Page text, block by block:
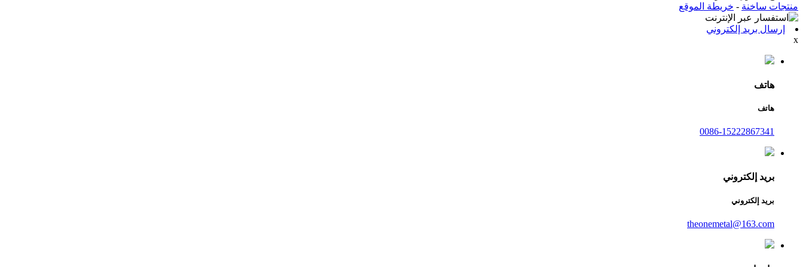
منتجات ساخنة - خريطة الموقع
إرسال بريد إلكتروني
x
هاتف
هاتف
0086-15222867341
بريد إلكتروني
بريد إلكتروني
theonemetal@163.com